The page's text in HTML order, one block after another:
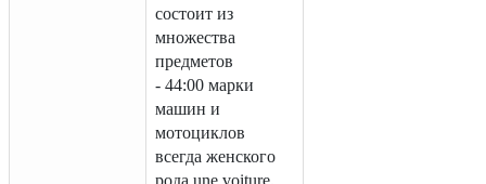
состоит из
множества
предметов
- 44:00 марки
машин и
мотоциклов
всегдa женского
рода une voiture,